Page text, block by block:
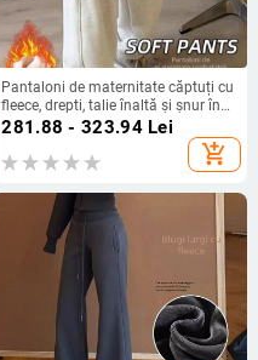
Pantaloni de maternitate căptuți cu
fleece, drepti, talie înaltă și șnur în
talie (amestec gros din lână-
281.88 - 323.94Lei
add_shopping_cart